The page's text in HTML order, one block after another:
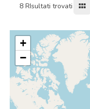
8 RIsultati trovati
+
−